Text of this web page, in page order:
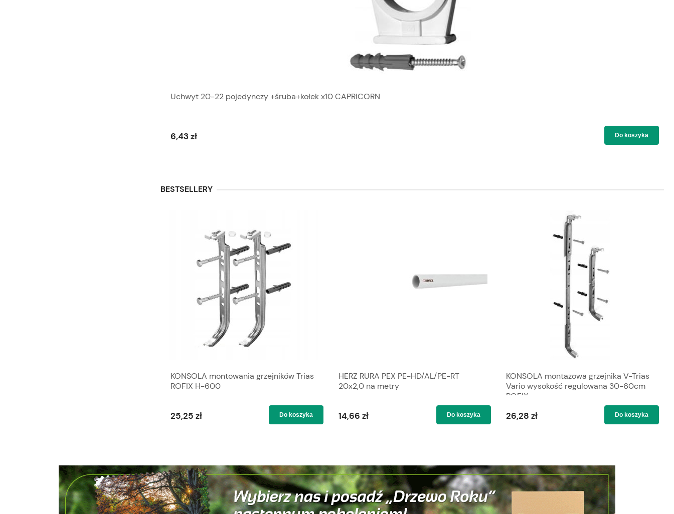
Uchwyt 20-22 pojedynczy +śruba+kołek x10 CAPRICORN
6,43 zł Do koszyka
BESTSELLERY
KONSOLA montowania grzejników Trias
ROFIX H-600
25,25 zł Do koszyka
HERZ RURA PEX PE-HD/AL/PE-RT
20x2,0 na metry
14,66 zł Do koszyka
KONSOLA montażowa grzejnika V-Trias
Vario wysokość regulowana 30-60cm
ROFIX
26,28 zł Do koszyka